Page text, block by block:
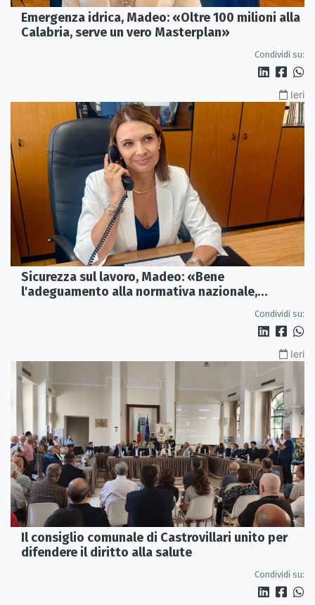
Emergenza idrica, Madeo: «Oltre 100 milioni alla
Calabria, serve un vero Masterplan»
Condividi su:
Ieri
Sicurezza sul lavoro, Madeo: «Bene
l'adeguamento alla normativa nazionale,
Condividi su:
Ieri
Il consiglio comunale di Castrovillari unito per
difendere il diritto alla salute
Condividi su: